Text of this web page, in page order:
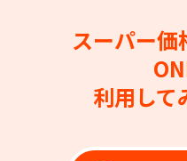
スーパー価
利用して